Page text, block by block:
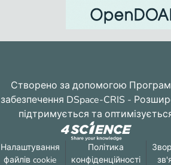
Створено за допомогою
забезпечення DSpace-CRIS -
підтримується та
Налаштування
файлів cookie
Політика
конфіденційності